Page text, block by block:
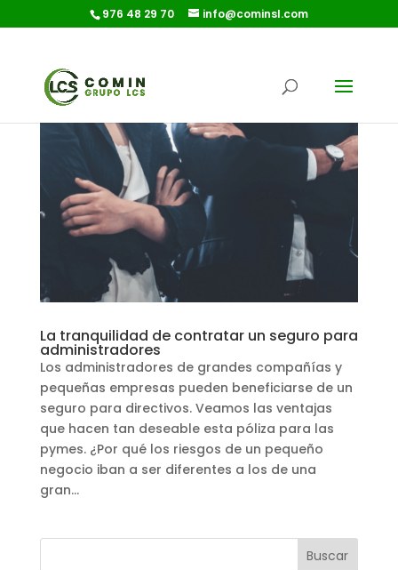
976 48 29 70 info@cominsl.com
La tranquilidad de contratar un seguro para
administradores
Los administradores de grandes compañías y
pequeñas empresas pueden beneficiarse de un
seguro para directivos. Veamos las ventajas
que hacen tan deseable esta póliza para las
pymes. ¿Por qué los riesgos de un pequeño
negocio iban a ser diferentes a los de una
gran...